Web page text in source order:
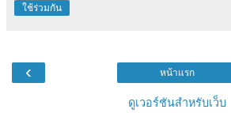
ใช้ร่วมกัน
‹ หน้าแรก
ดูเวอร์ชันสำหรับเว็บ